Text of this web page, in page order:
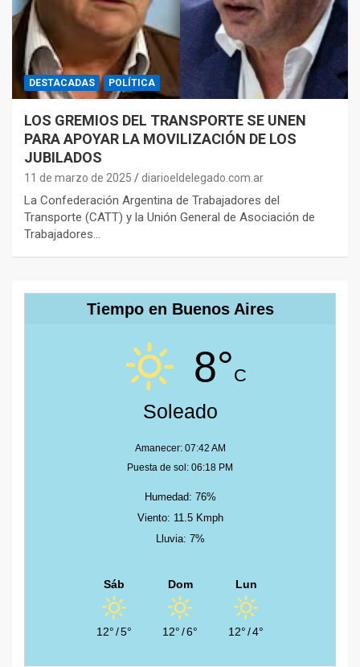
DESTACADAS POLÍTICA
LOS GREMIOS DEL TRANSPORTE SE UNEN
PARA APOYAR LA MOVILIZACIÓN DE LOS
JUBILADOS
11 de marzo de 2025 diarioeldelegado.com.ar
La Confederación Argentina de Trabajadores del
Transporte (CATT) y la Unión General de Asociación de
Trabajadores…
Tiempo en Buenos Aires
8°C
Soleado
Amanecer: 07:42 AM
Puesta de sol: 06:18 PM
Humedad: 76%
Viento: 11.5 Kmph
Lluvia: 7%
Sáb
12°/5°
Dom
12°/6°
Lun
12°/4°